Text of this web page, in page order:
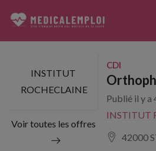
INSTITUT
ROCHECLAINE
Voir toutes les offres
CDI
Publié il y a
INSTITUT
42000